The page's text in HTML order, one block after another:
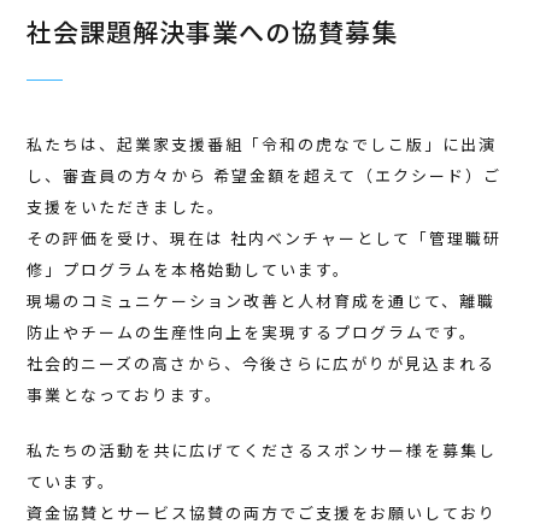
社会課題解決事業への協賛募集
私たちは、起業家支援番組「令和の虎なでしこ版」に出演
し、審査員の方々から 希望金額を超えて（エクシード）ご
支援をいただきました。
その評価を受け、現在は 社内ベンチャーとして「管理職研
修」プログラムを本格始動しています。
現場のコミュニケーション改善と人材育成を通じて、離職
防止やチームの生産性向上を実現するプログラムです。
社会的ニーズの高さから、今後さらに広がりが見込まれる
事業となっております。
私たちの活動を共に広げてくださるスポンサー様を募集し
ています。
資金協賛とサービス協賛の両方でご支援をお願いしており